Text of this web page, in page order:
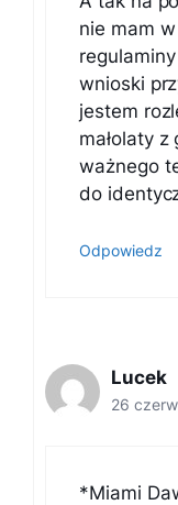
nie mam
wnioski
jestem
małolaty
ważnego
do
Odpowiedz
Lucek
26
*Miami